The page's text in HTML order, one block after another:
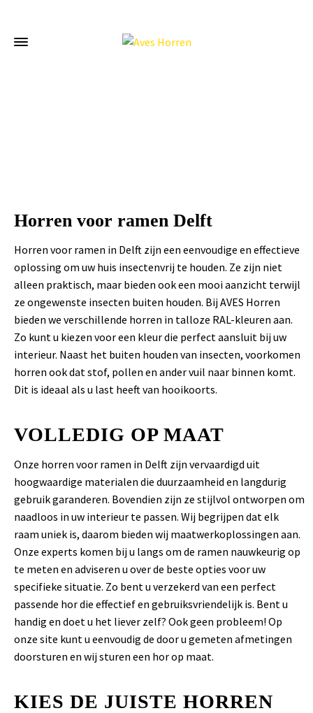
Horren voor ramen Delft
Horren voor ramen in Delft zijn een eenvoudige en effectieve
oplossing om uw huis insectenvrij te houden. Ze zijn niet
alleen praktisch, maar bieden ook een mooi aanzicht terwijl
ze ongewenste insecten buiten houden. Bij AVES Horren
bieden we verschillende horren in talloze RAL-kleuren aan.
Zo kunt u kiezen voor een kleur die perfect aansluit bij uw
interieur. Naast het buiten houden van insecten, voorkomen
horren ook dat stof, pollen en ander vuil naar binnen komt.
Dit is ideaal als u last heeft van hooikoorts.
VOLLEDIG OP MAAT
Onze horren voor ramen in Delft zijn vervaardigd uit
hoogwaardige materialen die duurzaamheid en langdurig
gebruik garanderen. Bovendien zijn ze stijlvol ontworpen om
naadloos in uw interieur te passen. Wij begrijpen dat elk
raam uniek is, daarom bieden wij maatwerkoplossingen aan.
Onze experts komen bij u langs om de ramen nauwkeurig op
te meten en adviseren u over de beste opties voor uw
specifieke situatie. Zo bent u verzekerd van een perfect
passende hor die effectief en gebruiksvriendelijk is. Bent u
handig en doet u het liever zelf? Ook geen probleem! Op
onze site kunt u eenvoudig de door u gemeten afmetingen
doorsturen en wij sturen een hor op maat.
KIES DE JUISTE HORREN